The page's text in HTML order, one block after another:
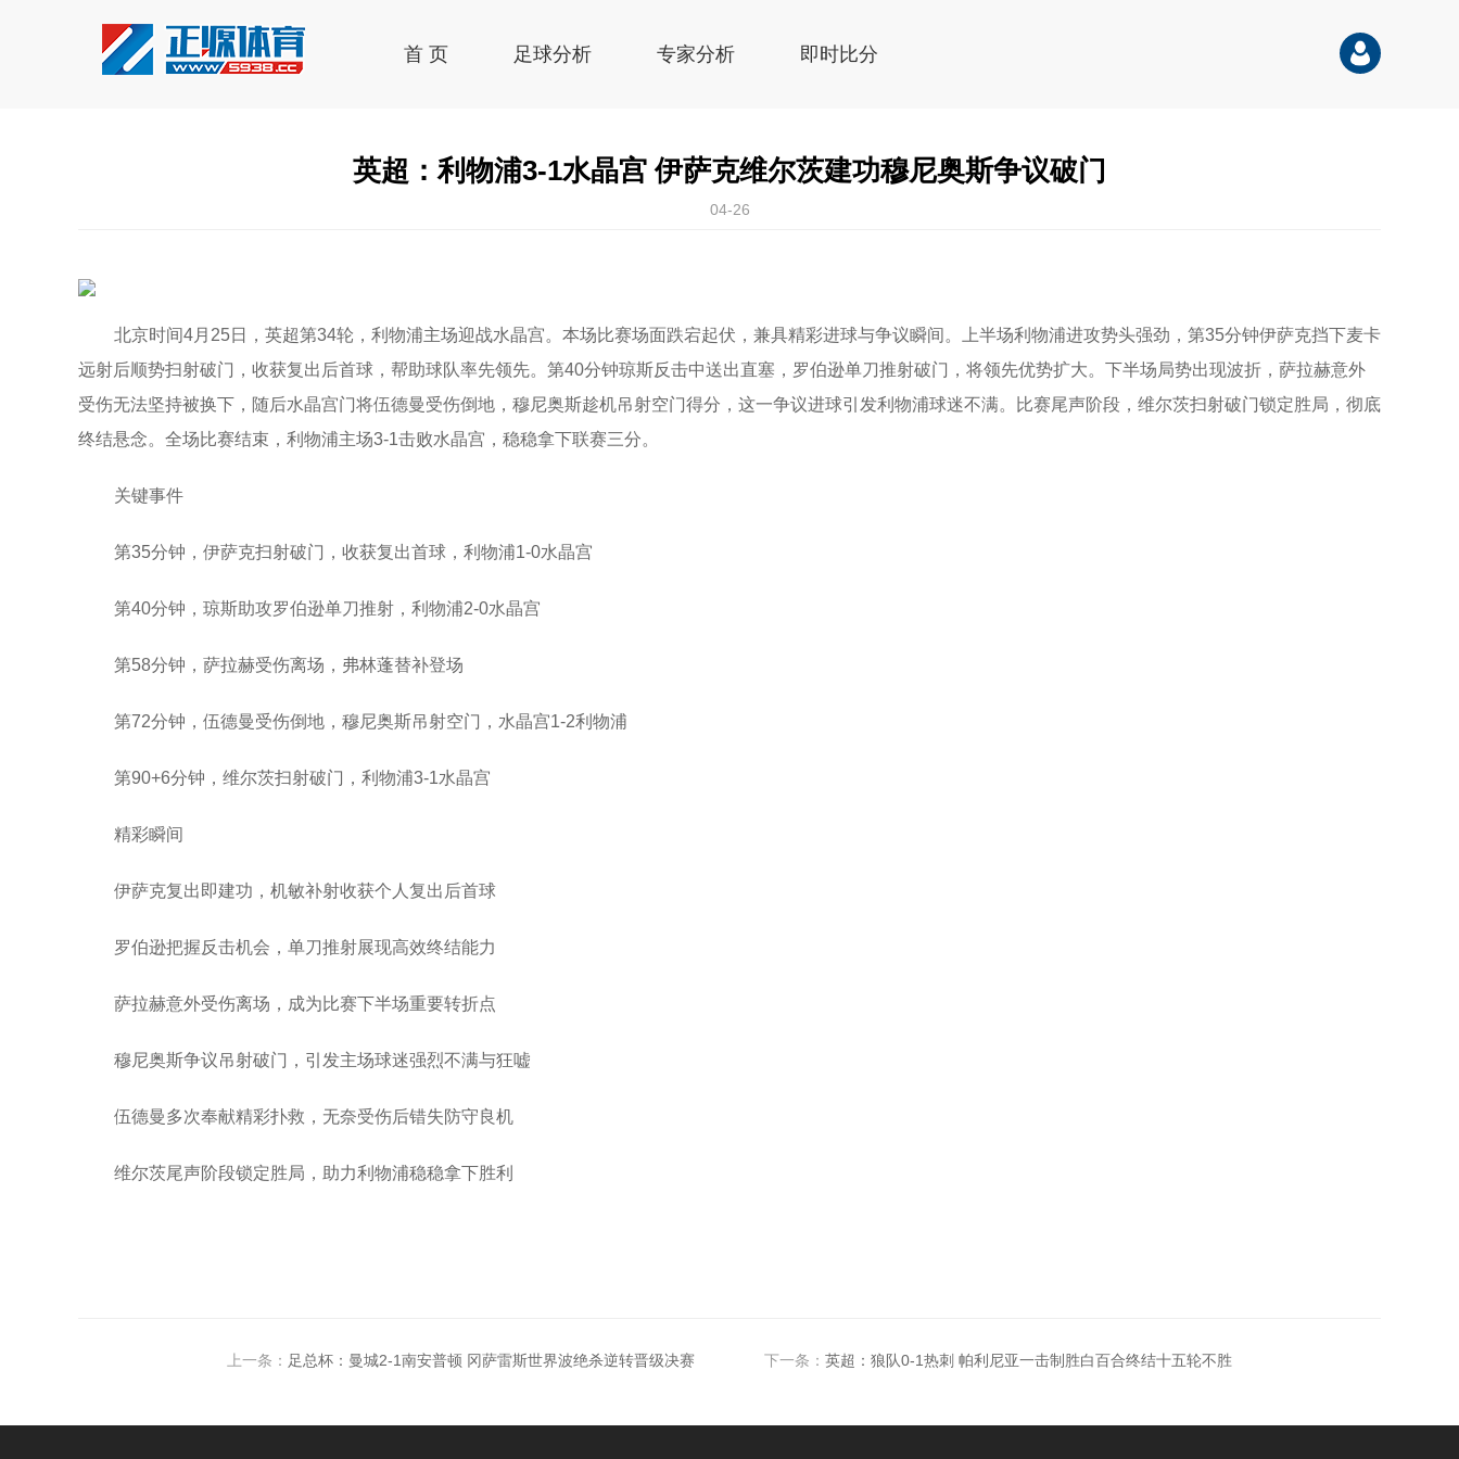
首 页 足球分析 专家分析 即时比分
英超：利物浦3-1水晶宫 伊萨克维尔茨建功穆尼奥斯争议破门
04-26
北京时间4月25日，英超第34轮，利物浦主场迎战水晶宫。本场比赛场面跌宕起伏，兼具精彩进球与争议瞬间。上半场利物浦进攻势头强劲，第35分钟伊萨克挡下麦卡
远射后顺势扫射破门，收获复出后首球，帮助球队率先领先。第40分钟琼斯反击中送出直塞，罗伯逊单刀推射破门，将领先优势扩大。下半场局势出现波折，萨拉赫意外
受伤无法坚持被换下，随后水晶宫门将伍德曼受伤倒地，穆尼奥斯趁机吊射空门得分，这一争议进球引发利物浦球迷不满。比赛尾声阶段，维尔茨扫射破门锁定胜局，彻底
终结悬念。全场比赛结束，利物浦主场3-1击败水晶宫，稳稳拿下联赛三分。
关键事件
第35分钟，伊萨克扫射破门，收获复出首球，利物浦1-0水晶宫
第40分钟，琼斯助攻罗伯逊单刀推射，利物浦2-0水晶宫
第58分钟，萨拉赫受伤离场，弗林蓬替补登场
第72分钟，伍德曼受伤倒地，穆尼奥斯吊射空门，水晶宫1-2利物浦
第90+6分钟，维尔茨扫射破门，利物浦3-1水晶宫
精彩瞬间
伊萨克复出即建功，机敏补射收获个人复出后首球
罗伯逊把握反击机会，单刀推射展现高效终结能力
萨拉赫意外受伤离场，成为比赛下半场重要转折点
穆尼奥斯争议吊射破门，引发主场球迷强烈不满与狂嘘
伍德曼多次奉献精彩扑救，无奈受伤后错失防守良机
维尔茨尾声阶段锁定胜局，助力利物浦稳稳拿下胜利
上一条： 足总杯：曼城2-1南安普顿 冈萨雷斯世界波绝杀逆转晋级决赛 下一条： 英超：狼队0-1热刺 帕利尼亚一击制胜白百合终结十五轮不胜